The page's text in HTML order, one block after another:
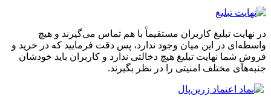
در نهایت تبلیغ کاربران مستقیماً با هم تماس می‌گیرند و هیچ
واسطه‌ای در این میان وجود ندارد، پس دقت فرمایید که در خرید و
فروشِ شما نهایت تبلیغ هیچ دخالتی ندارد و کاربران باید خودشان
جنبه‌های مختلف امنیتی را در نظر بگیرند.